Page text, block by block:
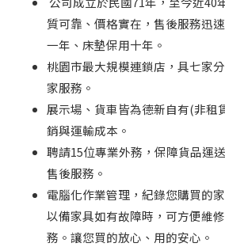
質可靠、價格實在，售後服務迅
一年、床墊保用十年。
桃園市最大規模連鎖店，具七家
家服務。
展示場、貨車皆為德新自有(非租
銷與運輸成本。
聘請15位專業外務，保障貨品運
售後服務。
電腦化作業管理，紀錄您購買的
以備家具如有故障時，可方便維
務。讓您買的放心、用的安心。